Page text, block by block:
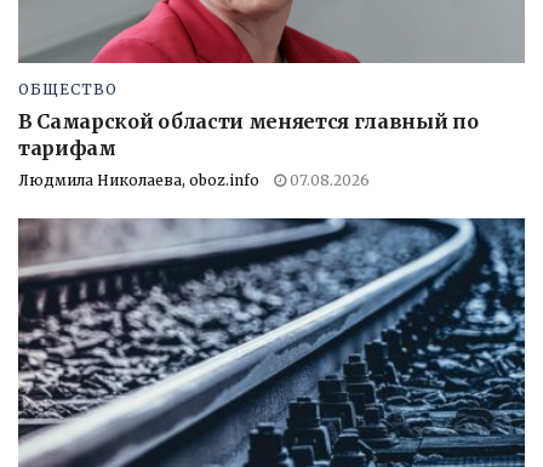
ОБЩЕСТВО
В Самарской области меняется главный по
тарифам
Людмила Николаева, oboz.info 07.08.2026